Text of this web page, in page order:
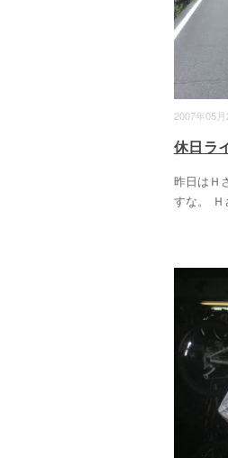
2007年05月
休日ラ
昨日はＨ
すな。 Ｈ